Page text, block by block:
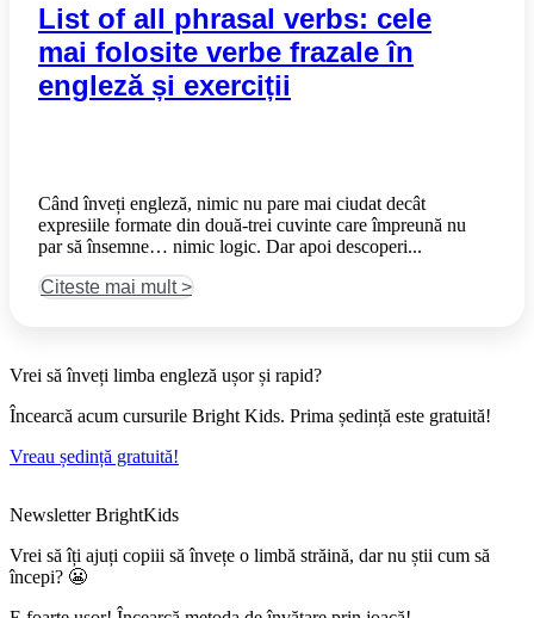
List of all phrasal verbs: cele
mai folosite verbe frazale în
engleză și exerciții
Când înveți engleză, nimic nu pare mai ciudat decât
expresiile formate din două-trei cuvinte care împreună nu
par să însemne… nimic logic. Dar apoi descoperi...
Citeste mai mult >​
Vrei să înveți limba engleză ușor și rapid?
Încearcă acum cursurile Bright Kids. Prima ședință este gratuită!
Vreau ședință gratuită!
Newsletter BrightKids
Vrei să îți ajuți copiii să învețe o limbă străină, dar nu știi cum să
începi? 😬